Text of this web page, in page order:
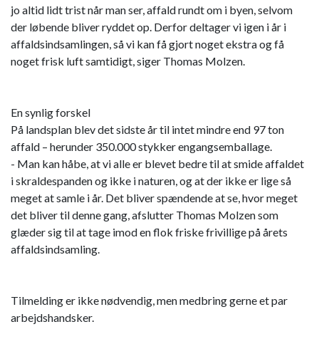
jo altid lidt trist når man ser, affald rundt om i byen, selvom
der løbende bliver ryddet op. Derfor deltager vi igen i år i
affaldsindsamlingen, så vi kan få gjort noget ekstra og få
noget frisk luft samtidigt, siger Thomas Molzen.
En synlig forskel
På landsplan blev det sidste år til intet mindre end 97 ton
affald – herunder 350.000 stykker engangsemballage.
- Man kan håbe, at vi alle er blevet bedre til at smide affaldet
i skraldespanden og ikke i naturen, og at der ikke er lige så
meget at samle i år. Det bliver spændende at se, hvor meget
det bliver til denne gang, afslutter Thomas Molzen som
glæder sig til at tage imod en flok friske frivillige på årets
affaldsindsamling.
Tilmelding er ikke nødvendig, men medbring gerne et par
arbejdshandsker.